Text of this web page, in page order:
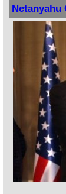
Netanyahu